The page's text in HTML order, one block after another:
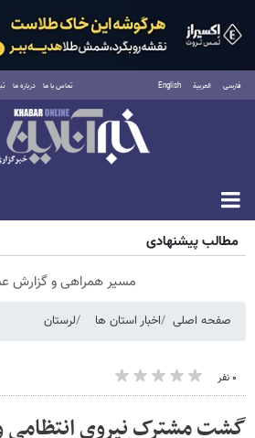
فارسی العربية English تماس با ما درباره ما
پنجشنبه ۱۵ مرداد ۱۴۰۵
مطالب پیشنهادی
مسیر همراهی و گزارش
صفحه اصلی اخبار استان ها لرستان
۰ نفر
گشت مشترک نیروی انتظامی